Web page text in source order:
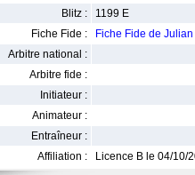
Blitz :
1199 E
Fiche Fide :
Fiche Fide de
Arbitre national :
Arbitre fide :
Initiateur :
Animateur :
Entraîneur :
Affiliation :
Licence B le 04/10/